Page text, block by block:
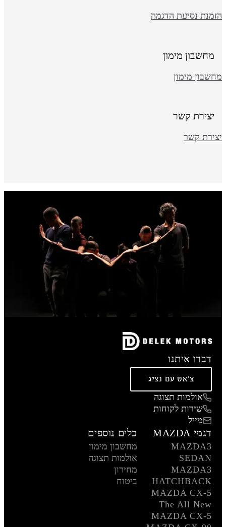
נסיעת הדגמה
מחשבון מימון
מימון
יצירת קשר
קשר
דברו איתנו
צ'אט עם נציג
אולמות תצוגה
שירות לקוחות
מייל
דגמי MAZDA
MAZDA3
SEDAN
MAZDA3
HATCHBACK
MAZDA CX-5
The All New
MAZDA CX-5
כלים נוספים
מחשבון מימון
אולמות תצוגה
מחירון
ביטוח